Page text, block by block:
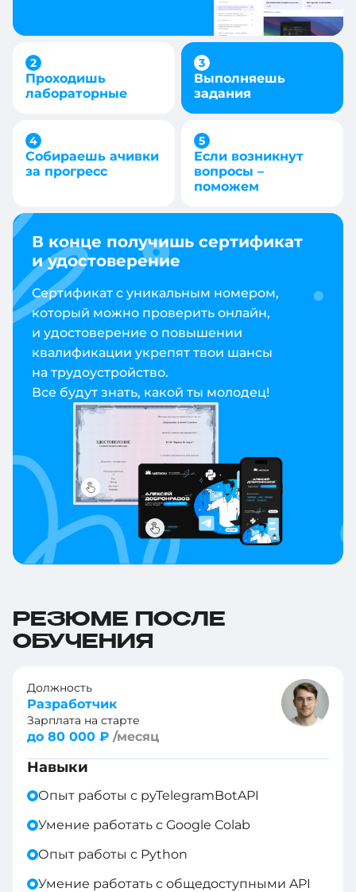
Проходишь
лабораторные
Выполняешь
задания
Собираешь ачивки
за прогресс
Если возникнут
вопросы –
поможем
В конце получишь сертификат
и удостоверение
Сертификат с уникальным номером,
который можно проверить онлайн,
и удостоверение о повышении
квалификации укрепят твои шансы
на трудоустройство.
Все будут знать, какой ты молодец!
РЕЗЮМЕ ПОСЛЕ
ОБУЧЕНИЯ
Должность
Разработчик
Зарплата на старте
до 80 000 ₽ /месяц
Навыки
Опыт работы с pyTelegramBotAPI
Умение работать с Google Сolab
Опыт работы с Python
Умение работать с общедоступными API